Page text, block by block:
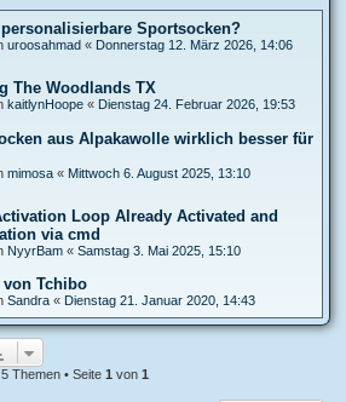
Sportsocken?
uroosahmad « Donnerstag 12. März 2026, 14:06
The Woodlands TX
kaitlynHoope « Dienstag 24. Februar 2026, 19:53
aus Alpakawolle wirklich besser für
mimosa « Mittwoch 6. August 2025, 13:10
Loop Already Activated and
via cmd
NyуrBam « Samstag 3. Mai 2025, 15:10
Tchibo
Sandra « Dienstag 21. Januar 2020, 14:43
5 Themen • Seite 1 von 1